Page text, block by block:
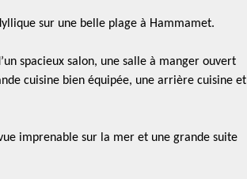
sur une belle plage à Hammamet.
spacieux salon, une salle à manger ouvert
cuisine bien équipée, une arrière cuisine et
imprenable sur la mer et une grande suite